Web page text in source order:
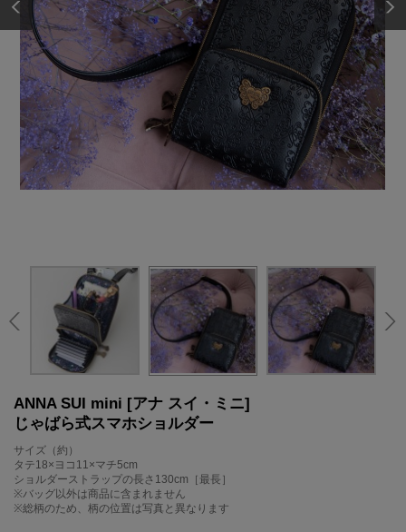
ANNA SUI mini [アナ スイ・ミニ]
じゃばら式スマホショルダー
サイズ（約）
タテ18×ヨコ11×マチ5cm
ショルダーストラップの長さ130cm［最長］
※バッグ以外は商品に含まれません
※総柄のため、柄の位置は写真と異なります